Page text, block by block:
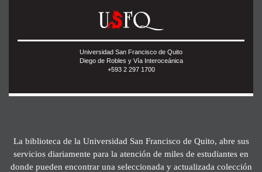
Universidad San Francisco de Quito
Diego de Robles y Vía Interoceánica
+593 2 297 1700
La biblioteca de la Universidad San Francisco de Quito, abre sus
servicios diariamente para la atención de miles de estudiantes en
donde pueden encontrar una seleccionada y actualizada colección